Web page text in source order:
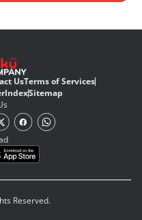
UsTerms of Services
IndexSitemap
Reserved.